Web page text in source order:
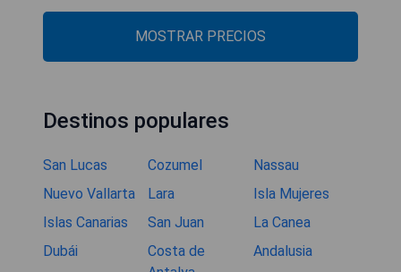
MOSTRAR PRECIOS
Destinos populares
San Lucas Cozumel
Nassau
Nuevo Vallarta
Lara
Isla Mujeres
Islas Canarias
San Juan
La Canea
Dubái
Costa de
Andalusia